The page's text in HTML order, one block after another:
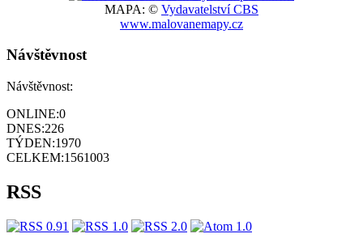
MAPA: © Vydavatelství CBS
www.malovanemapy.cz
Návštěvnost
Návštěvnost:
ONLINE:0
DNES:226
TÝDEN:1970
CELKEM:1561003
RSS